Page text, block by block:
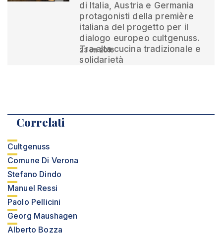
di Italia, Austria e Germania
protagonisti della première
italiana del progetto per il
dialogo europeo cultgenuss.
Tra alta cucina tradizionale e
solidarietà
23 ott 2016
Correlati
Cultgenuss
Comune Di Verona
Stefano Dindo
Manuel Ressi
Paolo Pellicini
Georg Maushagen
Alberto Bozza